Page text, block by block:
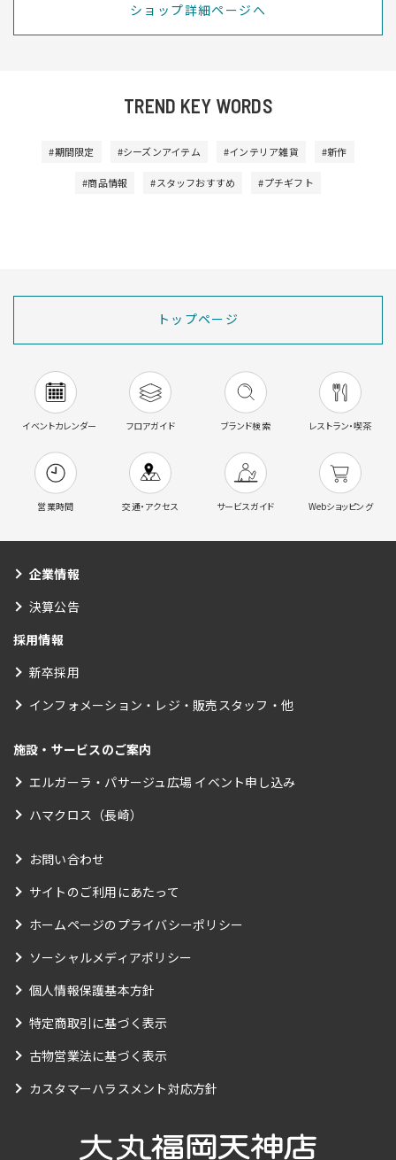
ショップ詳細ページへ
TREND KEY WORDS
#期間限定 #シーズンアイテム #インテリア雑貨 #新作
#商品情報 #スタッフおすすめ #プチギフト
トップページ
イベントカレンダー フロアガイド ブランド検索 レストラン・喫茶
営業時間 交通・アクセス サービスガイド Webショッピング
企業情報
決算公告
採用情報
新卒採用
インフォメーション・レジ・販売スタッフ・他
施設・サービスのご案内
エルガーラ・パサージュ広場 イベント申し込み
ハマクロス（長崎）
お問い合わせ
サイトのご利用にあたって
ホームページのプライバシーポリシー
ソーシャルメディアポリシー
個人情報保護基本方針
特定商取引に基づく表示
古物営業法に基づく表示
カスタマーハラスメント対応方針